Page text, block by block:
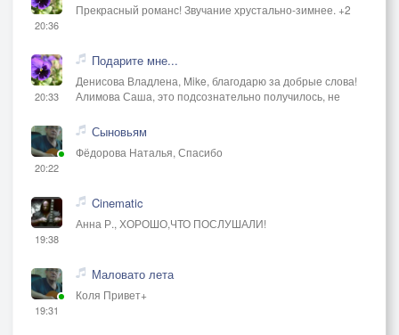
20:36
Прекрасный романс! Звучание хрустально-зимнее. +2
20:33
Подарите мне...
Денисова Владлена, Mike, благодарю за добрые слова!
Алимова Саша, это подсознательно получилось, не
20:22
Сыновьям
Фёдорова Наталья, Спасибо
19:38
Cinematic
Анна Р., ХОРОШО,ЧТО ПОСЛУШАЛИ!
19:31
Маловато лета
Коля Привет+